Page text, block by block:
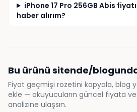
iPhone 17 Pro 256GB Abis
haber alırım?
Bu ürünü sitende/
Fiyat geçmişi rozetini kopyala, blog
ekle — okuyucuların güncel fiyata
analizine ulaşsın.